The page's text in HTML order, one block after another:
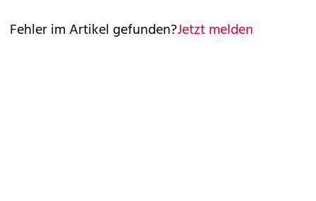
Fehler im Artikel gefunden?Jetzt melden